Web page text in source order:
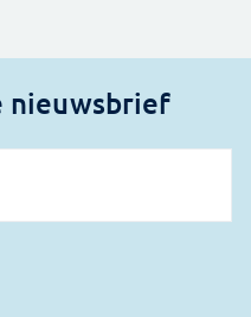
nieuwsbrief